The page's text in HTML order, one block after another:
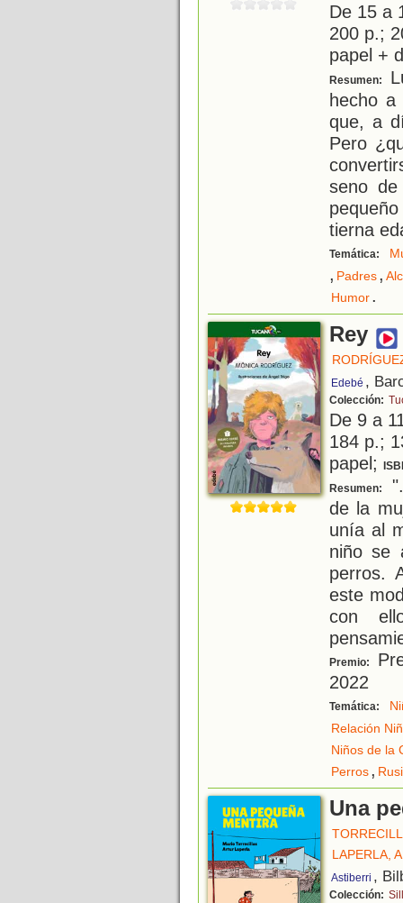
De 15 a
200 p.;
papel +
Resumen:
hecho a
que, a
Pero
seno
tierna
Temática:
, Padres,
Humor.
Rey
Edebé ,
Colección:
De 9 a
184 p.;
papel;
Resumen:
de la
unía al
niño se
perros.
este
con
Premio:
2022
Temática:
Relación
Niños de la
Perros,
Una
LAPERLA,
Astiberri ,
Colección: